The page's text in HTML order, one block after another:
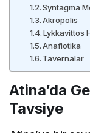
Syntagma
Akropolis
Lykkavittos
Anafiotika
Tavernalar
Atina’da
Tavsiye